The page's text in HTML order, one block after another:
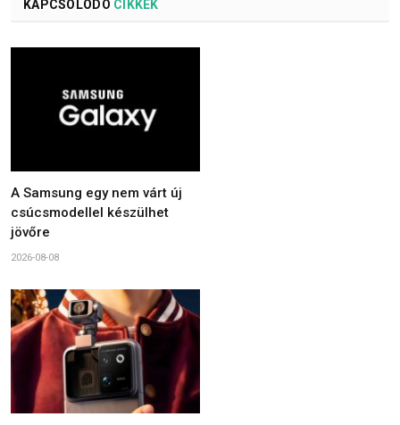
KAPCSOLÓDÓ CIKKEK
A Samsung egy nem várt új
csúcsmodellel készülhet
jövőre
2026-08-08